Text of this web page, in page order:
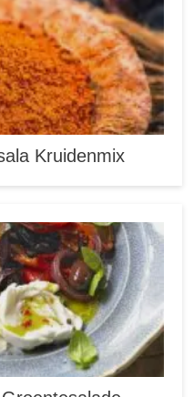
Kruidenmix